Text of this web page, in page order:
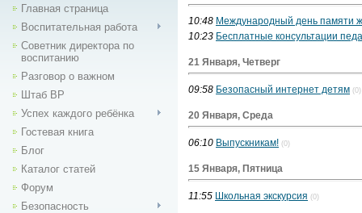
Главная страница
Воспитательная работа
Советник директора по
воспитанию
Разговор о важном
Штаб ВР
Успех каждого ребёнка
Гостевая книга
Блог
Каталог статей
Форум
Безопасность
10:48 Международный день памяти
10:23 Бесплатные консультации
21 Января, Четверг
09:58 Безопасный интернет детям (0)
20 Января, Среда
06:10 Выпускникам! (0)
15 Января, Пятница
11:55 Школьная экскурсия (0)